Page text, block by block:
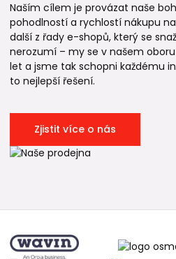
Naším cílem je provázat naše
pohodlností a rychlostí nákupu
další z řady e-shopů, který se
nerozumí – my se v našem
let a jsme tak schopni každému
to nejlepší řešení.
Zjistit více o nás